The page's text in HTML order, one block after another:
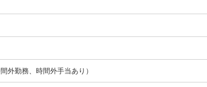
外勤務、時間外手当あり）